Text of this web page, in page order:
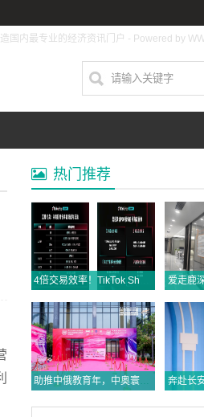
国内最专业的经济资讯门户 - Powered by
热门推荐
助推中俄教育年，中奥寰宇探索实践“三位一体”国际赛事运营模式